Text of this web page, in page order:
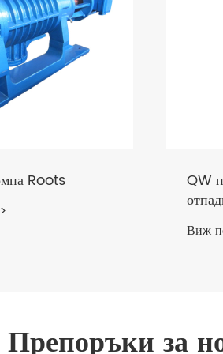
Вертикална
суспензия от
Виж повече >>
Препоръки за